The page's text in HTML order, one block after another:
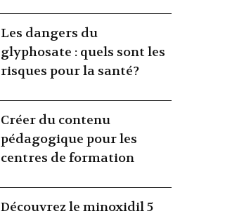
Les dangers du
glyphosate : quels sont les
risques pour la santé?
Créer du contenu
pédagogique pour les
centres de formation
Découvrez le minoxidil 5